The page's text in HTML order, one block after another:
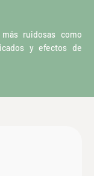
ruidosas como
y efectos de